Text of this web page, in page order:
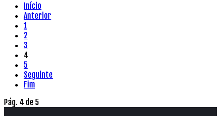
Início
Anterior
1
2
3
4
5
Seguinte
Fim
Pág. 4 de 5